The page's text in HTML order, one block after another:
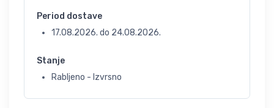
Period dostave
17.08.2026. do 24.08.2026.
Stanje
Rabljeno - Izvrsno